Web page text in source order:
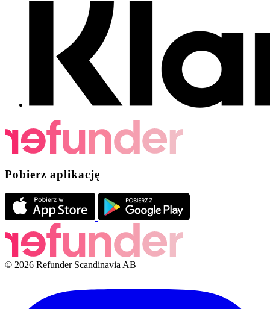
Pobierz aplikację
© 2026 Refunder Scandinavia AB